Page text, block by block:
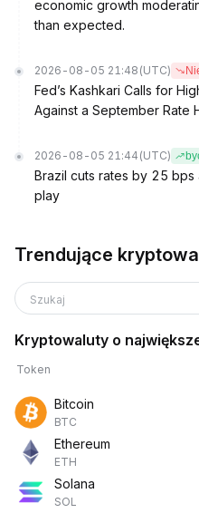
economic growth
than expected.
2026-08-05 21:48 (UTC)
Fed’s Kashkari Calls for
Against a September Rate
2026-08-05 21:44 (UTC)
Brazil cuts rates by 25 bps
play
Trendujące
Szukaj
Kryptowaluty o
Token
Bitcoin
BTC
Ethereum
ETH
Solana
SOL